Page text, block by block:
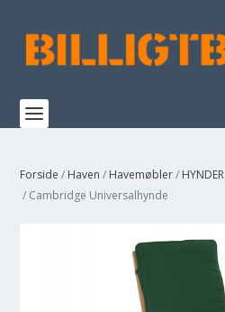
Forside / Haven / Havemøbler/ HYNDER
/ Cambridge Universalhynde